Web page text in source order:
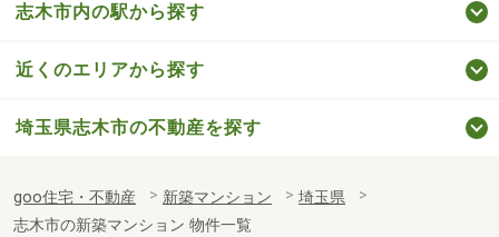
志木市内の駅から探す
近くのエリアから探す
埼玉県志木市の不動産を探す
goo住宅・不動産 新築マンション
埼玉県
志木市の新築マンション 物件一覧